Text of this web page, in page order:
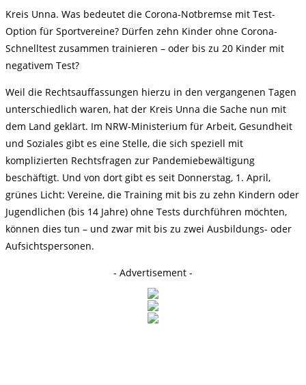
Kreis Unna. Was bedeutet die Corona-Notbremse mit Test-
Option für Sportvereine? Dürfen zehn Kinder ohne Corona-
Schnelltest zusammen trainieren – oder bis zu 20 Kinder mit
negativem Test?
Weil die Rechtsauffassungen hierzu in den vergangenen Tagen
unterschiedlich waren, hat der Kreis Unna die Sache nun mit
dem Land geklärt. Im NRW-Ministerium für Arbeit, Gesundheit
und Soziales gibt es eine Stelle, die sich speziell mit
komplizierten Rechtsfragen zur Pandemiebewältigung
beschäftigt. Und von dort gibt es seit Donnerstag, 1. April,
grünes Licht: Vereine, die Training mit bis zu zehn Kindern oder
Jugendlichen (bis 14 Jahre) ohne Tests durchführen möchten,
können dies tun – und zwar mit bis zu zwei Ausbildungs- oder
Aufsichtspersonen.
- Advertisement -